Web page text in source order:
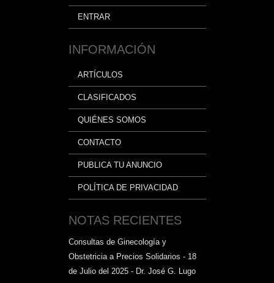
ENTRAR
INFORMACIÓN
ARTÍCULOS
CLASIFICADOS
QUIÉNES SOMOS
CONTACTO
PUBLICA TU ANUNCIO
POLÍTICA DE PRIVACIDAD
NOTAS RECIENTES
Consultas de Ginecología y
Obstetricia a Precios Solidarios - 18
de Julio del 2025 - Dr. José G. Lugo